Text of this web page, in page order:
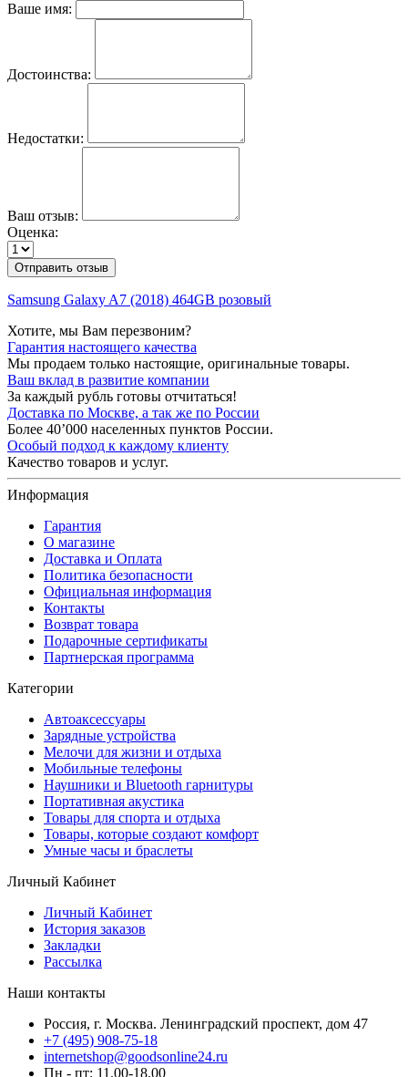
Ваше имя:
Достоинства:
Недостатки:
Ваш отзыв:
Оценка:
Отправить отзыв
Samsung Galaxy A7 (2018) 464GB розовый
Хотите, мы Вам перезвоним?
Гарантия настоящего качества
Мы продаем только настоящие, оригинальные товары.
Ваш вклад в развитие компании
За каждый рубль готовы отчитаться!
Доставка по Москве, а так же по России
Более 40’000 населенных пунктов России.
Особый подход к каждому клиенту
Качество товаров и услуг.
Информация
Гарантия
О магазине
Доставка и Оплата
Политика безопасности
Официальная информация
Контакты
Возврат товара
Подарочные сертификаты
Партнерская программа
Категории
Автоаксессуары
Зарядные устройства
Мелочи для жизни и отдыха
Мобильные телефоны
Наушники и Bluetooth гарнитуры
Портативная акустика
Товары для спорта и отдыха
Товары, которые создают комфорт
Умные часы и браслеты
Личный Кабинет
Личный Кабинет
История заказов
Закладки
Рассылка
Наши контакты
Россия, г. Москва. Ленинградский проспект, дом 47
+7 (495) 908-75-18
internetshop@goodsonline24.ru
Пн - пт: 11.00-18.00